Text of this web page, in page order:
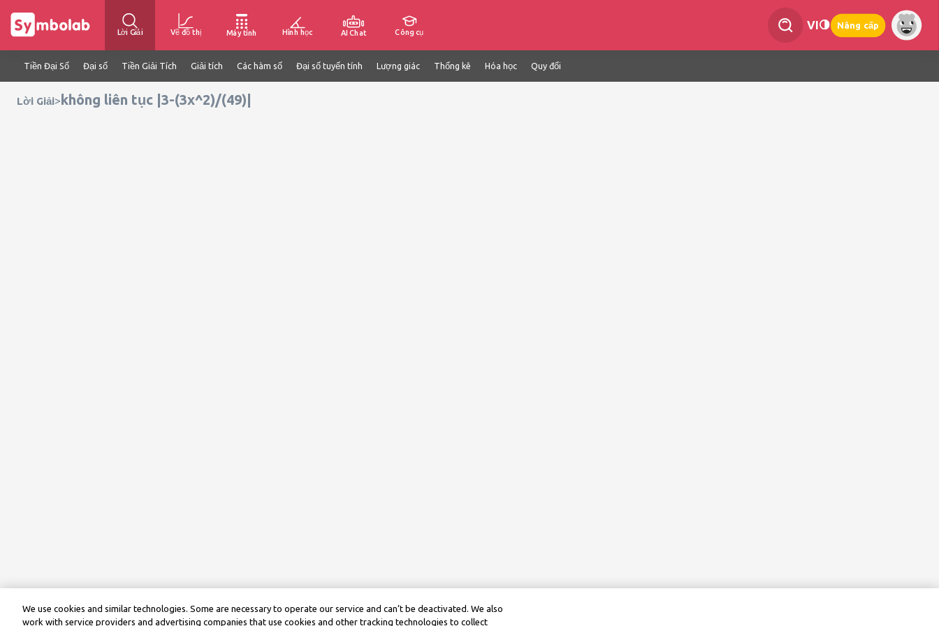
Lời Giải Vẽ đồ thị Máy tính Hình học AI Chat Công cụ
VI Nâng cấp
Tiền Đại Số Đại số Tiền Giải Tích Giải tích Các hàm số Đại số tuyến tính Lượng giác Thống kê Hóa học Quy đổi
Lời Giải>không liên tục |3-(3x^2)/(49)|
We use cookies and similar technologies. Some are necessary to operate our service and can’t be deactivated. We also
work with service providers and advertising companies that use cookies and other tracking technologies to collect